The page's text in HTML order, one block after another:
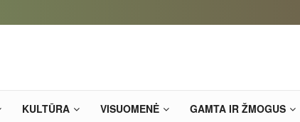
KULTŪRA VISUOMENĖ GAMTA IR ŽMOGUS